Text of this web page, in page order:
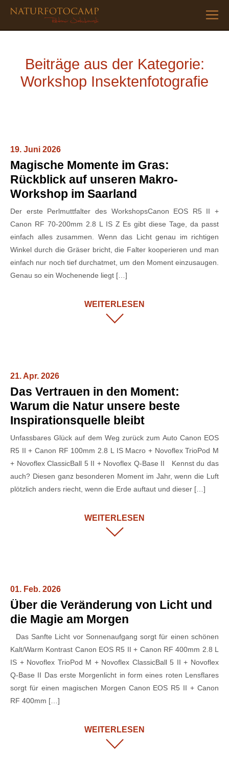
Beiträge aus der Kategorie:
Workshop Insektenfotografie
19. Juni 2026
Magische Momente im Gras:
Rückblick auf unseren Makro-
Workshop im Saarland
Der erste Perlmuttfalter des WorkshopsCanon EOS R5 II +
Canon RF 70-200mm 2.8 L IS Z Es gibt diese Tage, da passt
einfach alles zusammen. Wenn das Licht genau im richtigen
Winkel durch die Gräser bricht, die Falter kooperieren und man
einfach nur noch tief durchatmet, um den Moment einzusaugen.
Genau so ein Wochenende liegt […]
WEITERLESEN
21. Apr. 2026
Das Vertrauen in den Moment:
Warum die Natur unsere beste
Inspirationsquelle bleibt
Unfassbares Glück auf dem Weg zurück zum Auto Canon EOS
R5 II + Canon RF 100mm 2.8 L IS Macro + Novoflex TrioPod M
+ Novoflex ClassicBall 5 II + Novoflex Q-Base II Kennst du das
auch? Diesen ganz besonderen Moment im Jahr, wenn die Luft
plötzlich anders riecht, wenn die Erde auftaut und dieser […]
WEITERLESEN
01. Feb. 2026
Über die Veränderung von Licht und
die Magie am Morgen
Das Sanfte Licht vor Sonnenaufgang sorgt für einen schönen
Kalt/Warm Kontrast Canon EOS R5 II + Canon RF 400mm 2.8 L
IS + Novoflex TrioPod M + Novoflex ClassicBall 5 II + Novoflex
Q-Base II Das erste Morgenlicht in form eines roten Lensflares
sorgt für einen magischen Morgen Canon EOS R5 II + Canon
RF 400mm […]
WEITERLESEN